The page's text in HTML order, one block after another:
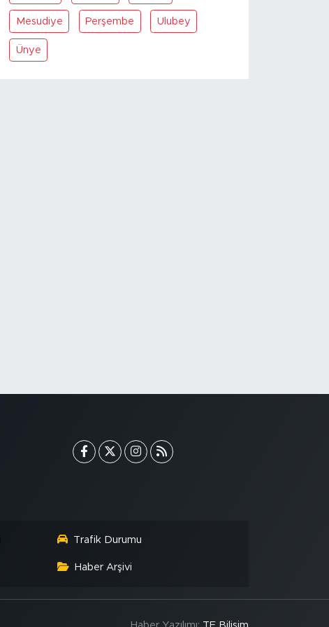
Mesudiye Perşembe Ulubey
Ünye
Trafik Durumu
Haber Arşivi